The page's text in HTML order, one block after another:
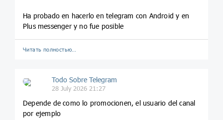
Ha probado en hacerlo en telegram con Android y en
Plus messenger y no fue posible
Читать полностью…
Todo Sobre Telegram
28 July 2026 21:27
Depende de como lo promocionen, el usuario del canal
por ejemplo